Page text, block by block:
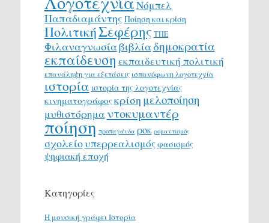
Νόμπελ
Παπαδιαμάντης Ποίηση και κρίση
ΠολιτικήΣεφέρης ΤΠΕ
Φιλαναγνωσίαβιβλίαδημοκρατία
εκπαίδευση εκπαιδευτική πολιτική
επανάληψη για εξετάσεις ισπανόφωνη λογοτεχνία
ιστορία ιστορία της λογοτεχνίας
κινηματογράφοςκρίση μελοποίηση
μυθιστόρημα ντοκυμαντέρ
ποίηση προπαγάνδα ροκ ρομαντισμός
σχολείουπερρεαλισμόςφασισμός
ψηφιακή εποχή
Κατηγορίες
H μουσική γράφει Ιστορία